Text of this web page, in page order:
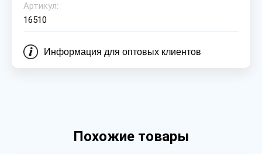
Артикул:
16510
Информация для оптовых клиентов
Похожие товары